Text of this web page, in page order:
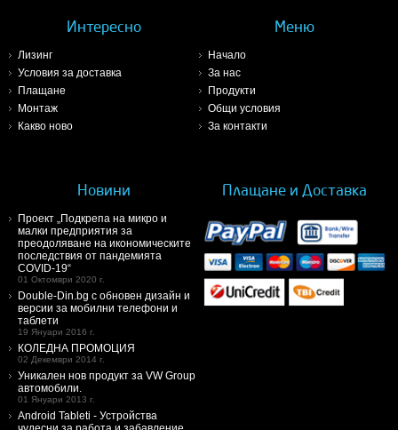
Интересно
Лизинг
Условия за доставка
Плащане
Монтаж
Какво ново
Меню
Начало
За нас
Продукти
Общи условия
За контакти
Новини
Проект „Подкрепа на микро и
малки предприятия за
преодоляване на икономическите
последствия от пандемията
COVID-19“
01 Октомври 2020 г.
Double-Din.bg с обновен дизайн и
версии за мобилни телефони и
таблети
19 Януари 2016 г.
КОЛЕДНА ПРОМОЦИЯ
02 Декември 2014 г.
Уникален нов продукт за VW Group
автомобили.
01 Януари 2013 г.
Android Tableti - Устройства
Плащане и Доставка